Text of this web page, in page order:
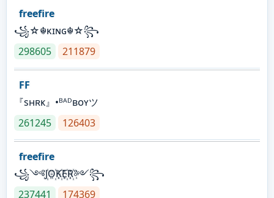
freefire
꧁☆☬κɪɴɢ☬☆꧂
298605
211879
FF
『sʜʀᴋ』•ᴮᴬᴰʙᴏʏツ
261245
126403
freefire
꧁༺J꙰O꙰K꙰E꙰R꙰༻꧂
237441
174369